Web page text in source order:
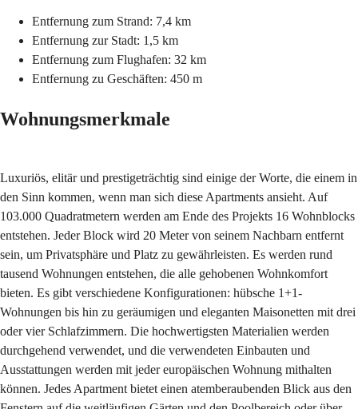
Entfernung zum Strand: 7,4 km
Entfernung zur Stadt: 1,5 km
Entfernung zum Flughafen: 32 km
Entfernung zu Geschäften: 450 m
Wohnungsmerkmale
Luxuriös, elitär und prestigeträchtig sind einige der Worte, die einem in
den Sinn kommen, wenn man sich diese Apartments ansieht. Auf
103.000 Quadratmetern werden am Ende des Projekts 16 Wohnblocks
entstehen. Jeder Block wird 20 Meter von seinem Nachbarn entfernt
sein, um Privatsphäre und Platz zu gewährleisten. Es werden rund
tausend Wohnungen entstehen, die alle gehobenen Wohnkomfort
bieten. Es gibt verschiedene Konfigurationen: hübsche 1+1-
Wohnungen bis hin zu geräumigen und eleganten Maisonetten mit drei
oder vier Schlafzimmern. Die hochwertigsten Materialien werden
durchgehend verwendet, und die verwendeten Einbauten und
Ausstattungen werden mit jeder europäischen Wohnung mithalten
können. Jedes Apartment bietet einen atemberaubenden Blick aus den